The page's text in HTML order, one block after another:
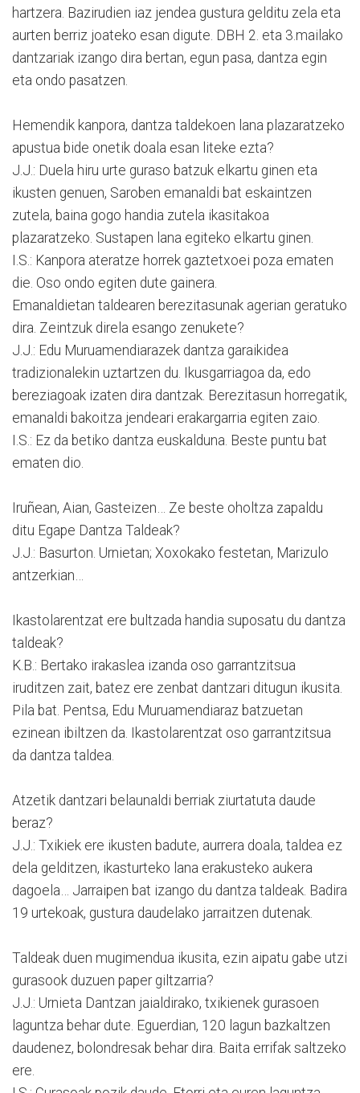
hartzera. Bazirudien iaz jendea gustura gelditu zela eta
aurten berriz joateko esan digute. DBH 2. eta 3.mailako
dantzariak izango dira bertan, egun pasa, dantza egin
eta ondo pasatzen.
Hemendik kanpora, dantza taldekoen lana plazaratzeko
apustua bide onetik doala esan liteke ezta?
J.J.: Duela hiru urte guraso batzuk elkartu ginen eta
ikusten genuen, Saroben emanaldi bat eskaintzen
zutela, baina gogo handia zutela ikasitakoa
plazaratzeko. Sustapen lana egiteko elkartu ginen.
I.S.: Kanpora ateratze horrek gaztetxoei poza ematen
die. Oso ondo egiten dute gainera.
Emanaldietan taldearen berezitasunak agerian geratuko
dira. Zeintzuk direla esango zenukete?
J.J.: Edu Muruamendiarazek dantza garaikidea
tradizionalekin uztartzen du. Ikusgarriagoa da, edo
bereziagoak izaten dira dantzak. Berezitasun horregatik,
emanaldi bakoitza jendeari erakargarria egiten zaio.
I.S.: Ez da betiko dantza euskalduna. Beste puntu bat
ematen dio.
Iruñean, Aian, Gasteizen… Ze beste oholtza zapaldu
ditu Egape Dantza Taldeak?
J.J.: Basurton. Urnietan; Xoxokako festetan, Marizulo
antzerkian…
Ikastolarentzat ere bultzada handia suposatu du dantza
taldeak?
K.B.: Bertako irakaslea izanda oso garrantzitsua
iruditzen zait, batez ere zenbat dantzari ditugun ikusita.
Pila bat. Pentsa, Edu Muruamendiaraz batzuetan
ezinean ibiltzen da. Ikastolarentzat oso garrantzitsua
da dantza taldea.
Atzetik dantzari belaunaldi berriak ziurtatuta daude
beraz?
J.J.: Txikiek ere ikusten badute, aurrera doala, taldea ez
dela gelditzen, ikasturteko lana erakusteko aukera
dagoela… Jarraipen bat izango du dantza taldeak. Badira
19 urtekoak, gustura daudelako jarraitzen dutenak.
Taldeak duen mugimendua ikusita, ezin aipatu gabe utzi
gurasook duzuen paper giltzarria?
J.J.: Urnieta Dantzan jaialdirako, txikienek gurasoen
laguntza behar dute. Eguerdian, 120 lagun bazkaltzen
daudenez, bolondresak behar dira. Baita errifak saltzeko
ere.